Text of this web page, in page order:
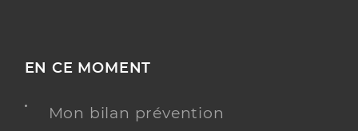
EN CE MOMENT
Mon bilan prévention